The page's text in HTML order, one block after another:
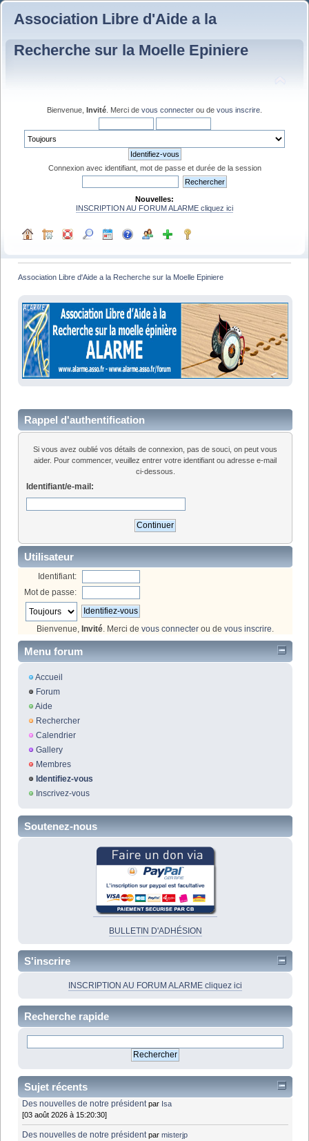
Association Libre d'Aide a la
Recherche sur la Moelle Epiniere
Bienvenue, Invité . Merci de vous connecter ou de vous inscrire
Connexion avec identifiant, mot de passe et durée de la session
Nouvelles:
INSCRIPTION AU FORUM ALARME cliquez ici
Association Libre d'Aide a la Recherche sur la Moelle Epiniere
Rappel d'authentification
Si vous avez oublié vos détails de connexion, pas de souci, on peut vous
aider. Pour commencer, veuillez entrer votre identifiant ou adresse e-mail
ci-dessous.
Identifiant/e-mail:
Utilisateur
Identifiant:
Mot de passe:
Bienvenue, Invité. Merci de vous connecter ou de vous inscrire.
Menu forum
Accueil
Forum
Aide
Rechercher
Calendrier
Gallery
Membres
Identifiez-vous
Inscrivez-vous
Soutenez-nous
BULLETIN D'ADHÉSION
S'inscrire
INSCRIPTION AU FORUM ALARME cliquez ici
Recherche rapide
Sujet récents
Des nouvelles de notre président par Isa
[03 août 2026 à 15:20:30]
Des nouvelles de notre président parmisterjp